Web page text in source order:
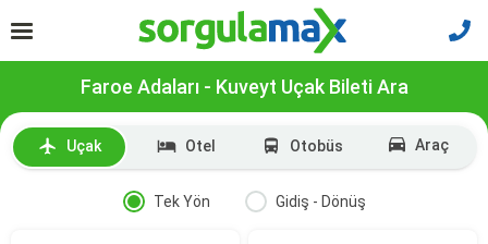
Faroe Adaları - Kuveyt Uçak Bileti Ara
Uçak Otel Otobüs Araç
Tek Yön Gidiş - Dönüş